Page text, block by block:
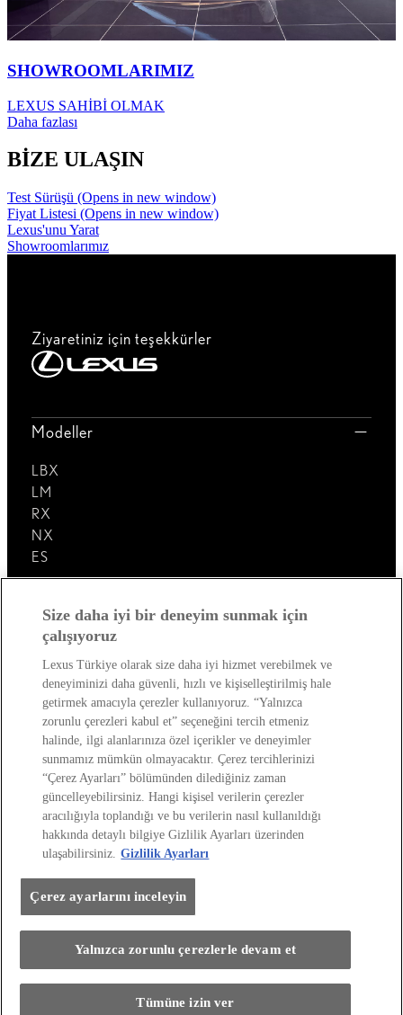
SHOWROOMLARIMIZ
LEXUS SAHİBİ OLMAK
Daha fazlası
BİZE ULAŞIN
Test Sürüşü (Opens in new window)
Fiyat Listesi (Opens in new window)
Lexus'unu Yarat
Showroomlarımız
Ziyaretiniz için teşekkürler
Modeller
LBX
LM
RX
NX
ES
Lexus'u Keşfedin!
Satış Sonrası
Lexus Dünyası
Site PolitikasıKişisel Veri Paylaşımı Ve İletişim İzni
Kişisel Verilerin KorunmasıSayfadaki Çerezler
Yakıt Ekonomisi Ve Co2 Emisyonu
Web Sitesi Erişilebilirlik Beyanı
Her hakkı saklıdır. © Lexus 2026
Size daha iyi bir deneyim sunmak için
çalışıyoruz
Lexus Türkiye olarak size daha iyi hizmet verebilmek ve
deneyiminizi daha güvenli, hızlı ve kişiselleştirilmiş hale
getirmek amacıyla çerezler kullanıyoruz. “Yalnızca
zorunlu çerezleri kabul et” seçeneğini tercih etmeniz
halinde, ilgi alanlarınıza özel içerikler ve deneyimler
sunmamız mümkün olmayacaktır. Çerez tercihlerinizi
“Çerez Ayarları” bölümünden dilediğiniz zaman
güncelleyebilirsiniz. Hangi kişisel verilerin çerezler
aracılığıyla toplandığı ve bu verilerin nasıl kullanıldığı
hakkında detaylı bilgiye Gizlilik Ayarları üzerinden
ulaşabilirsiniz. Gizlilik Ayarları
Çerez ayarlarını inceleyin
Yalnızca zorunlu çerezlerle devam et
Tümüne izin ver